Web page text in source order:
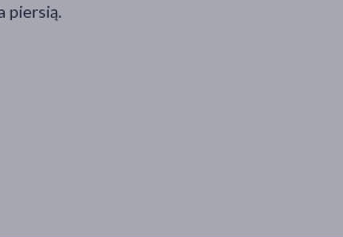
piersią.